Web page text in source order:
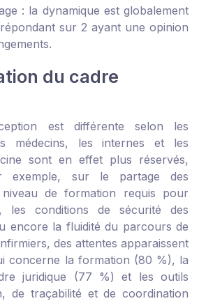
: la dynamique est globalement
sur 2 ayant une opinion
du cadre
est différente selon les
médecins, les internes et les
sont en effet plus réservés,
exemple, sur le partage des
niveau de formation requis pour
les conditions de sécurité des
encore la fluidité du parcours de
des attentes apparaissent
concerne la formation (80 %), la
juridique (77 %) et les outils
de traçabilité et de coordination